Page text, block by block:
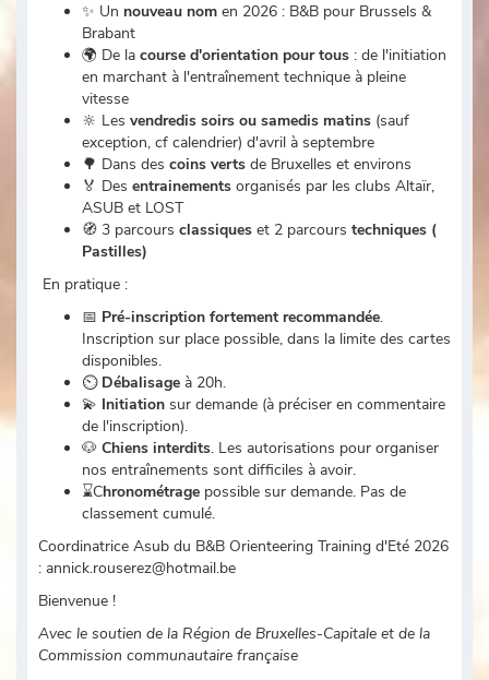
✨ Un nouveau nom en 2026 : B&B pour Brussels &
Brabant
🌍 De la course d'orientation pour tous : de l'initiation
en marchant à l'entraînement technique à pleine
vitesse
🔆 Les vendredis soirs ou samedis matins (sauf
exception, cf calendrier) d'avril à septembre
🌳 Dans des coins verts de Bruxelles et environs
🏅 Des entrainements organisés par les clubs Altaïr,
ASUB et LOST
🧭 3 parcours classiques et 2 parcours techniques (
Pastilles)
En pratique :
📅 Pré-inscription fortement recommandée.
Inscription sur place possible, dans la limite des cartes
disponibles.
⏲ Débalisage à 20h.
💫 Initiation sur demande (à préciser en commentaire
de l'inscription).
🐶 Chiens interdits. Les autorisations pour organiser
nos entraînements sont difficiles à avoir.
⌛Chronométrage possible sur demande. Pas de
classement cumulé.
Coordinatrice Asub du B&B Orienteering Training d'Eté 2026
: annick.rouserez@hotmail.be
Bienvenue !
Avec le soutien de la Région de Bruxelles-Capitale et de la
Commission communautaire française